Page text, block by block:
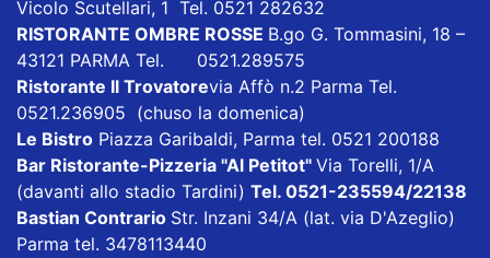
Vicolo Scutellari, 1 Tel. 0521 282632
RISTORANTE OMBRE ROSSE B.go G. Tommasini, 18 –
43121 PARMA Tel. 0521.289575
Ristorante Il Trovatorevia Affò n.2 Parma Tel.
0521.236905 (chuso la domenica)
Le Bistro Piazza Garibaldi, Parma tel. 0521 200188
Bar Ristorante-Pizzeria "Al Petitot" Via Torelli, 1/A
(davanti allo stadio Tardini) Tel. 0521-235594/22138
Bastian Contrario Str. Inzani 34/A (lat. via D'Azeglio)
Parma tel. 3478113440